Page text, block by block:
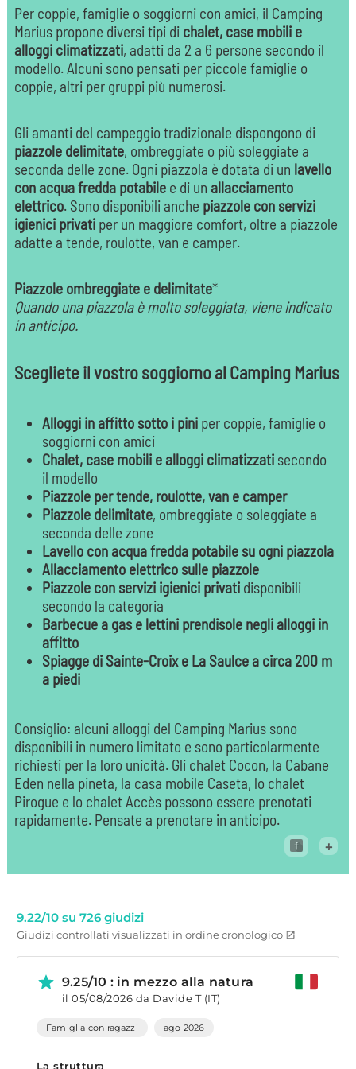
Per coppie, famiglie o soggiorni con amici, il Camping
Marius propone diversi tipi di chalet, case mobili e
alloggi climatizzati, adatti da 2 a 6 persone secondo il
modello. Alcuni sono pensati per piccole famiglie o
coppie, altri per gruppi più numerosi.
Gli amanti del campeggio tradizionale dispongono di
piazzole delimitate, ombreggiate o più soleggiate a
seconda delle zone. Ogni piazzola è dotata di un lavello
con acqua fredda potabilee di un allacciamento
elettrico. Sono disponibili anche piazzole con servizi
igienici privatiper un maggiore comfort, oltre a piazzole
adatte a tende, roulotte, van e camper.
Piazzole ombreggiate e delimitate*
Quando una piazzola è molto soleggiata, viene indicato
in anticipo.
Scegliete il vostro soggiorno al Camping Marius
Alloggi in affitto sotto i piniper coppie, famiglie o
soggiorni con amici
Chalet, case mobili e alloggi climatizzatisecondo
il modello
Piazzole per tende, roulotte, van e camper
Piazzole delimitate, ombreggiate o soleggiate a
seconda delle zone
Lavello con acqua fredda potabile su ogni piazzola
Allacciamento elettrico sulle piazzole
Piazzole con servizi igienici privatidisponibili
secondo la categoria
Barbecue a gas e lettini prendisole negli alloggi in
affitto
Spiagge di Sainte-Croix e La Saulce a circa 200 m
a piedi
Consiglio: alcuni alloggi del Camping Marius sono
disponibili in numero limitato e sono particolarmente
richiesti per la loro unicità. Gli chalet Cocon, la Cabane
Eden nella pineta, la casa mobile Caseta, lo chalet
Pirogue e lo chalet Accès possono essere prenotati
rapidamente. Pensate a prenotare in anticipo.
+